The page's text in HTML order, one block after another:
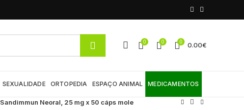
0 0 0 0.00€
SEXUALIDADE ORTOPEDIA ESPAÇO ANIMAL MEDICAMENTOS
Sandimmun Neoral, 25 mg x 50 cáps mole